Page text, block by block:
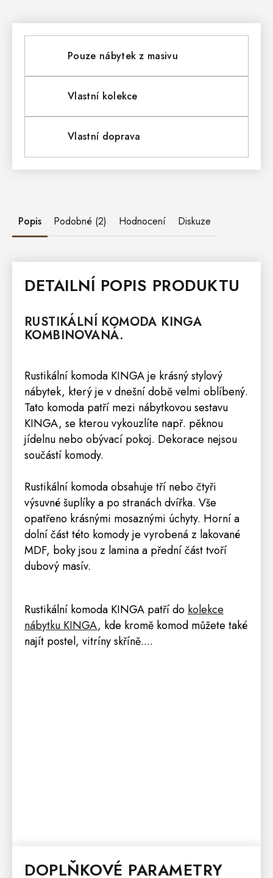
Pouze nábytek z masivu
Vlastní kolekce
Vlastní doprava
Popis Podobné (2) Hodnocení Diskuze
DETAILNÍ POPIS PRODUKTU
RUSTIKÁLNÍ KOMODA KINGA
KOMBINOVANÁ.
Rustikální komoda KINGAje krásnýstylový
nábytek, který je v dnešní době velmi oblíbený.
Tato komoda patří mezi nábytkovou sestavu
KINGA, se kterou vykouzlíte např. pěknou
jídelnu neboobývací pokoj. Dekorace nejsou
součástí komody.
Rustikální komodaobsahuje tří nebo čtyři
výsuvné šuplíky a po stranách dvířka. Vše
opatřeno krásnými mosaznými úchyty. Horní a
dolní část této komody je vyrobená z lakované
MDF, boky jsou z lamina a přední část tvoří
dubový masív.
Rustikální komoda KINGA patří do kolekce
nábytku KINGA, kde kromě komod můžete také
najít postel, vitrínyskříně....
DOPLŇKOVÉ PARAMETRY